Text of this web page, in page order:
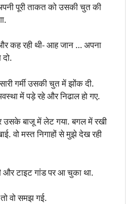
पूरी ताकत को उसकी चुत की
कह रही थी- आह जान … अपना
गर्मी उसकी चुत में झोंक दी.
में पड़े रहे और निढाल हो गए.
बाजू में लेट गया. बगल में रखी
वो मस्त निगाहों से मुझे देख रही
और टाइट गांड पर आ चुका था.
वो समझ गई.